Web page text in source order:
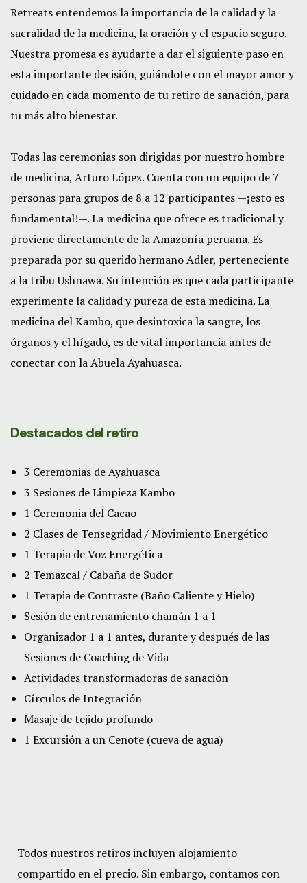
Retreats entendemos la importancia de la calidad y la
sacralidad de la medicina, la oración y el espacio seguro.
Nuestra promesa es ayudarte a dar el siguiente paso en
esta importante decisión, guiándote con el mayor amor y
cuidado en cada momento de tu retiro de sanación, para
tu más alto bienestar.
Todas las ceremonias son dirigidas por nuestro hombre
de medicina, Arturo López. Cuenta con un equipo de 7
personas para grupos de 8 a 12 participantes —¡esto es
fundamental!—. La medicina que ofrece es tradicional y
proviene directamente de la Amazonía peruana. Es
preparada por su querido hermano Adler, perteneciente
a la tribu Ushnawa. Su intención es que cada participante
experimente la calidad y pureza de esta medicina. La
medicina del Kambo, que desintoxica la sangre, los
órganos y el hígado, es de vital importancia antes de
conectar con la Abuela Ayahuasca.
Destacados del retiro
3 Ceremonias de Ayahuasca
3 Sesiones de Limpieza Kambo
1 Ceremonia del Cacao
2 Clases de Tensegridad / Movimiento Energético
1 Terapia de Voz Energética
2 Temazcal / Cabaña de Sudor
1 Terapia de Contraste (Baño Caliente y Hielo)
Sesión de entrenamiento chamán 1 a 1
Organizador 1 a 1 antes, durante y después de las
Sesiones de Coaching de Vida
Actividades transformadoras de sanación
Círculos de Integración
Masaje de tejido profundo
1 Excursión a un Cenote (cueva de agua)
Todos nuestros retiros incluyen alojamiento
compartido en el precio. Sin embargo, contamos con